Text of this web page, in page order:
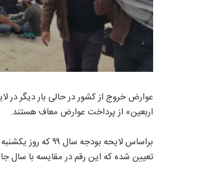
اربعین» از پرداخت عوارض معاف هستند.
تعیین شده که این رقم در مقایسه با سال جاری ۴۰ هزار تومان افزایش را نشان